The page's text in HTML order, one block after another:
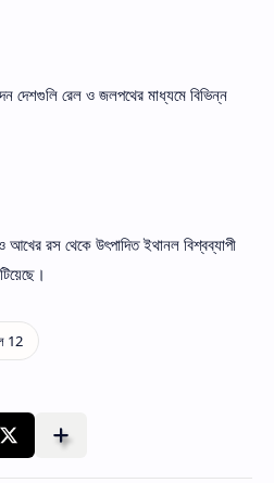
দেশগুলি রেল ও জলপথের মাধ্যমে বিভিন্ন
ও আখের রস থেকে উৎপাদিত ইথানল বিশ্বব্যাপী